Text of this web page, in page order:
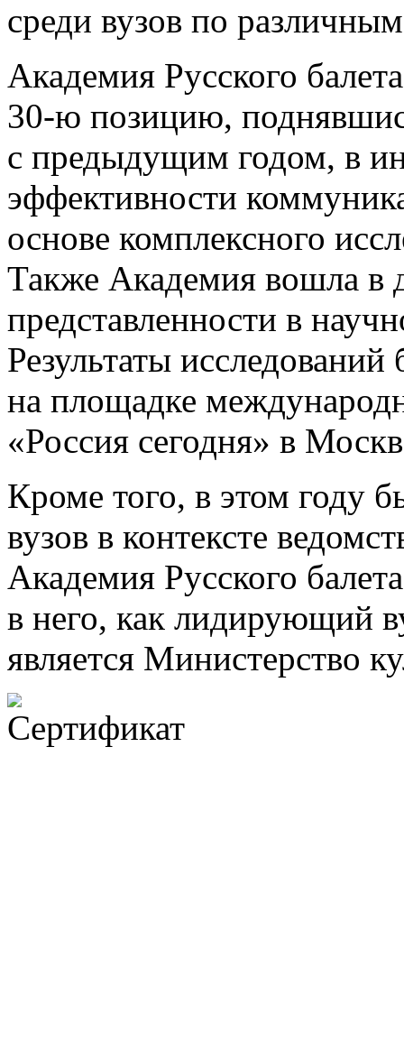
среди вузов по
Академия Русского
30-ю позицию,
с предыдущим годом, в
эффективности
основе комплексного
Также Академия вошла в
представленности в
Результаты
на площадке
«Россия сегодня» в
Кроме того, в этом году
вузов в контексте
Академия Русского
в него, как лидирующий
является Министерство